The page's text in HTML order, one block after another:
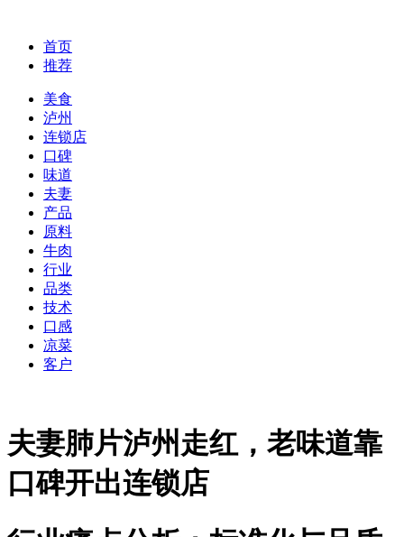
首页
推荐
美食
泸州
连锁店
口碑
味道
夫妻
产品
原料
牛肉
行业
品类
技术
口感
凉菜
客户
夫妻肺片泸州走红，老味道靠
口碑开出连锁店